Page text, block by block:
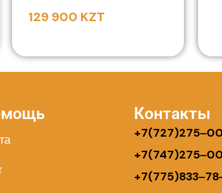
129 900 KZT
Контакты
+